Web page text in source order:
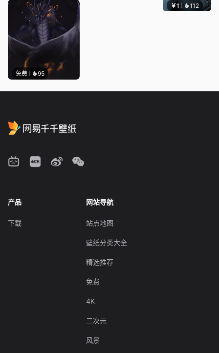
免费 95
￥1 112 宅婳氏
产品
下载
网站导航
站点地图
壁纸分类大全
精选推荐
免费
4K
二次元
风景